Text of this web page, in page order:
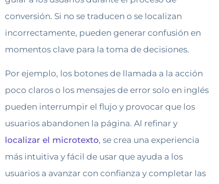
conversión. Si no se traducen o se localizan
incorrectamente, pueden generar confusión en
momentos clave para la toma de decisiones.
Por ejemplo, los botones de llamada a la acción
poco claros o los mensajes de error solo en inglés
pueden interrumpir el flujo y provocar que los
usuarios abandonen la página. Al refinar y
localizar el microtexto, se crea una experiencia
más intuitiva y fácil de usar que ayuda a los
usuarios a avanzar con confianza y completar las